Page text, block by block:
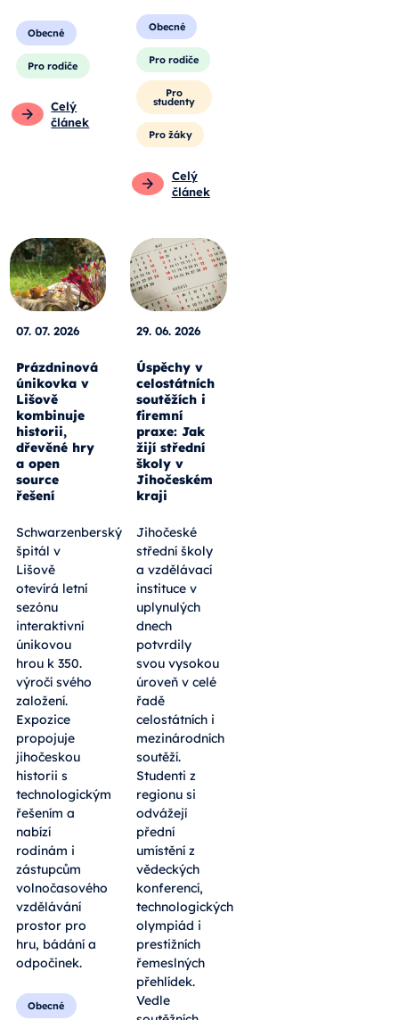
Obecné
Pro rodiče
Celý
článek
Obecné
Pro rodiče
Pro
studenty
Pro žáky
Celý
článek
07. 07. 2026
Prázdninová
únikovka v
Lišově
kombinuje
historii,
dřevěné hry
a open
source
řešení
Schwarzenberský
špitál v
Lišově
otevírá letní
sezónu
interaktivní
únikovou
hrou k 350.
výročí svého
založení.
Expozice
propojuje
jihočeskou
historii s
technologickým
řešením a
nabízí
rodinám i
zástupcům
volnočasového
vzdělávání
prostor pro
hru, bádání a
odpočinek.
Obecné
29. 06. 2026
Úspěchy v
celostátních
soutěžích i
firemní
praxe: Jak
žijí střední
školy v
Jihočeském
kraji
Jihočeské
střední školy
a vzdělávací
instituce v
uplynulých
dnech
potvrdily
svou vysokou
úroveň v celé
řadě
celostátních i
mezinárodních
soutěží.
Studenti z
regionu si
odvážejí
přední
umístění z
vědeckých
konferencí,
technologických
olympiád i
prestižních
řemeslných
přehlídek.
Vedle